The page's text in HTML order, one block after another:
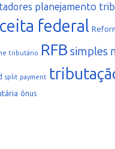
planejamento
federal
tributário RFB simples
split payment
ônus